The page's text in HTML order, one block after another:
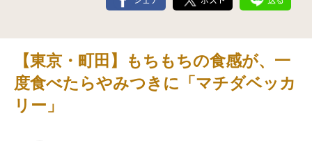
【東京・町田】もちもちの食感が、一
度食べたらやみつきに「マチダベッカ
リー」